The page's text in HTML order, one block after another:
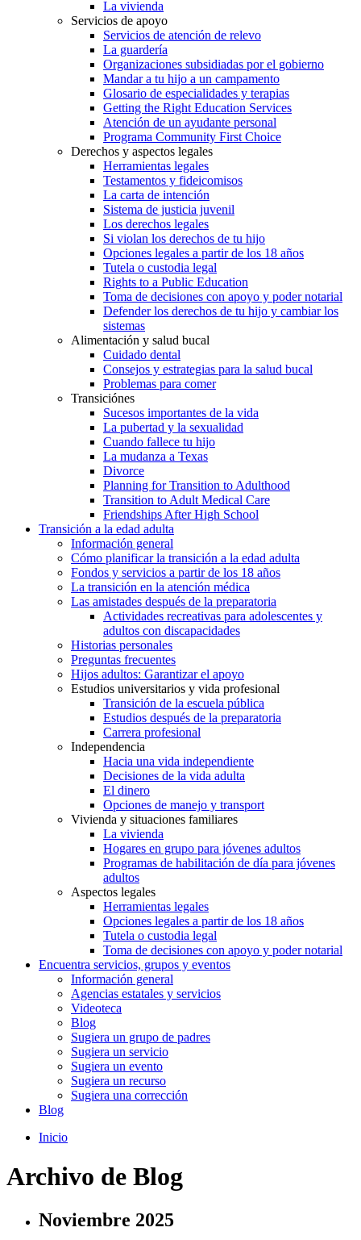
La vivienda
Servicios de apoyo
Servicios de atención de relevo
La guardería
Organizaciones subsidiadas por el gobierno
Mandar a tu hijo a un campamento
Glosario de especialidades y terapias
Getting the Right Education Services
Atención de un ayudante personal
Programa Community First Choice
Derechos y aspectos legales
Herramientas legales
Testamentos y fideicomisos
La carta de intención
Sistema de justicia juvenil
Los derechos legales
Si violan los derechos de tu hijo
Opciones legales a partir de los 18 años
Tutela o custodia legal
Rights to a Public Education
Toma de decisiones con apoyo y poder notarial
Defender los derechos de tu hijo y cambiar los
sistemas
Alimentación y salud bucal
Cuidado dental
Consejos y estrategias para la salud bucal
Problemas para comer
Transiciónes
Sucesos importantes de la vida
La pubertad y la sexualidad
Cuando fallece tu hijo
La mudanza a Texas
Divorce
Planning for Transition to Adulthood
Transition to Adult Medical Care
Friendships After High School
Transición a la edad adulta
Información general
Cómo planificar la transición a la edad adulta
Fondos y servicios a partir de los 18 años
La transición en la atención médica
Las amistades después de la preparatoria
Actividades recreativas para adolescentes y
adultos con discapacidades
Historias personales
Preguntas frecuentes
Hijos adultos: Garantizar el apoyo
Estudios universitarios y vida profesional
Transición de la escuela pública
Estudios después de la preparatoria
Carrera profesional
Independencia
Hacia una vida independiente
Decisiones de la vida adulta
El dinero
Opciones de manejo y transport
Vivienda y situaciones familiares
La vivienda
Hogares en grupo para jóvenes adultos
Programas de habilitación de día para jóvenes
adultos
Aspectos legales
Herramientas legales
Opciones legales a partir de los 18 años
Tutela o custodia legal
Toma de decisiones con apoyo y poder notarial
Encuentra servicios, grupos y eventos
Información general
Agencias estatales y servicios
Videoteca
Blog
Sugiera un grupo de padres
Sugiera un servicio
Sugiera un evento
Sugiera un recurso
Sugiera una corrección
Blog
Inicio
Archivo de Blog
Noviembre 2025